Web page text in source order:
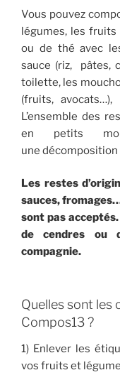
Vous pouvez
légumes, les
ou de thé avec
sauce (riz, pâtes,
toilette, les
(fruits,
L’ensemble des
en petits
une
Les restes
sauces,
sont pas
de cendres ou
compagnie.
Quelles sont les
Compos13 ?
1) Enlever les
vos fruits et